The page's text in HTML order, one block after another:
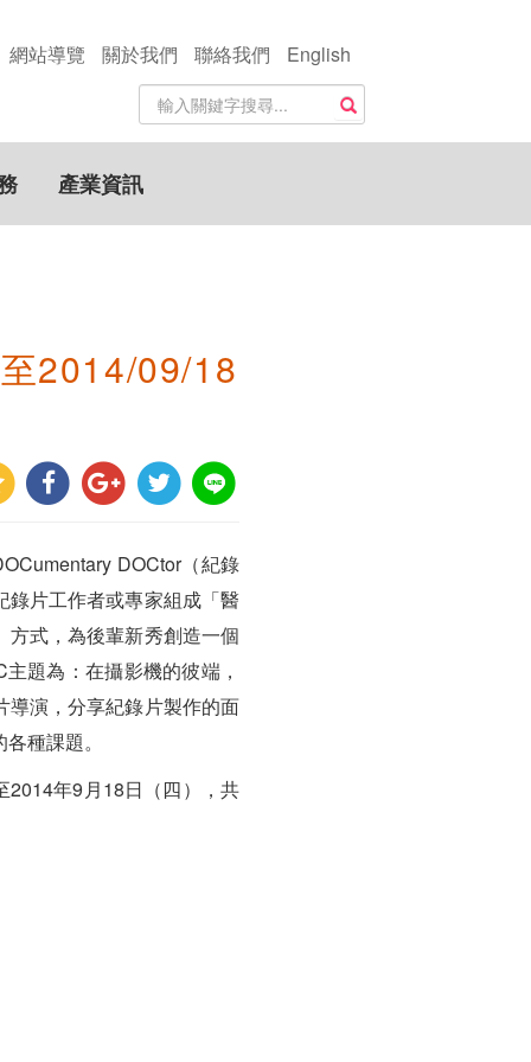
網站導覽 關於我們 聯絡我們
English
站
內
搜
尋
關
鍵
搜尋
產業資訊
2014/09/18
DOCtor（紀錄
錄片工作者或專家組成「醫
式，為後輩新秀創造一個
題為：在攝影機的彼端，
導演，分享紀錄片製作的面
種課題。
2014年9月18日（四），共